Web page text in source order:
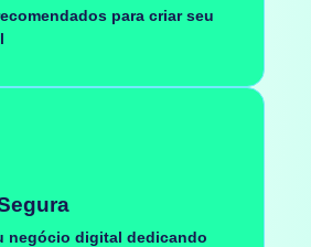
para criar seu
negócio digital dedicando